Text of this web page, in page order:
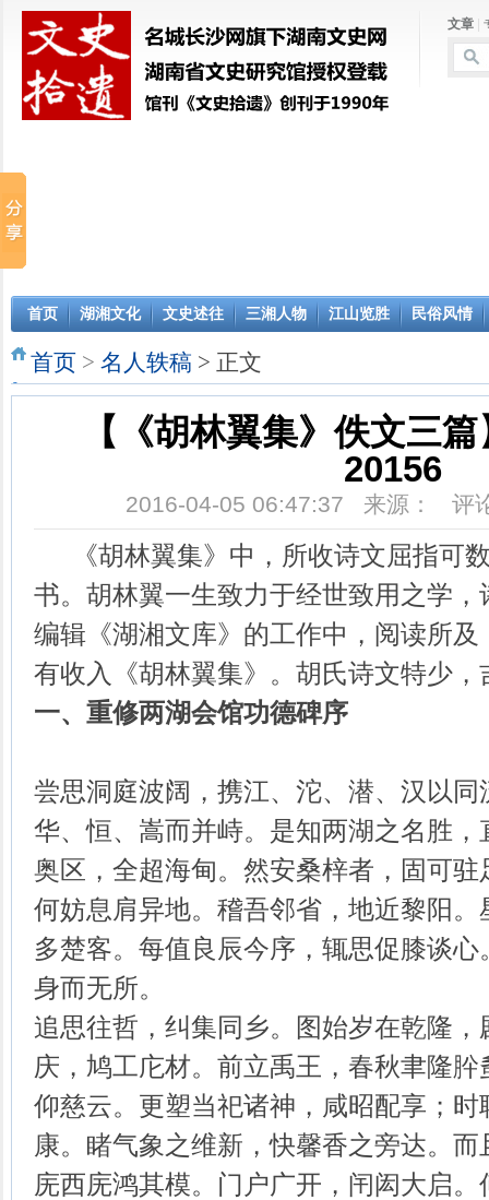
文章
首页 湖湘文化 文史述往 三湘人物 江山览胜 民俗风情
首页 > 名人轶稿 > 正文
【《胡林翼集》佚文三
20156
2016-04-05 06:47:37 来源： 评
《胡林翼集》中，所收诗文屈指可
书。胡林翼一生致力于经世致用之学
编辑《湖湘文库》的工作中，阅读所
有收入《胡林翼集》。胡氏诗文特少
一、重修两湖会馆功德碑序
尝思洞庭波阔，携江、沱、潜、汉以
华、恒、嵩而并峙。是知两湖之名胜
奥区，全超海甸。然安桑梓者，固可
何妨息肩异地。稽吾邻省，地近黎阳
多楚客。每值良辰今序，辄思促膝谈
身而无所。
追思往哲，纠集同乡。图始岁在乾隆
庆，鸠工庀材。前立禹王，春秋聿隆
仰慈云。更塑当祀诸神，咸昭配享；
康。睹气象之维新，快馨香之旁达。
庑西庑鸿其模。门户广开，闬闳大启